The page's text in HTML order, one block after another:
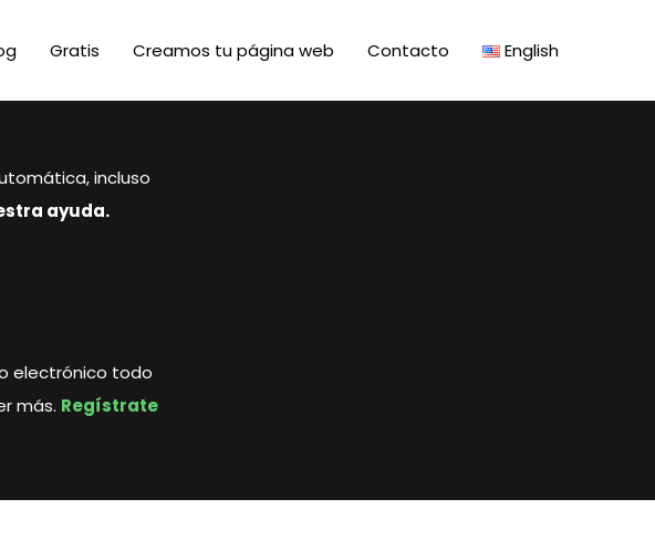
Gratis Creamos tu página web Contacto English
incluso
ayuda.
electrónico todo
más. Regístrate